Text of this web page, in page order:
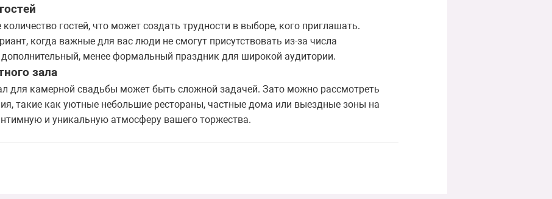
гостей, что может создать трудности в выборе, кого приглашать.
когда важные для вас люди не смогут присутствовать из-за числа
менее формальный праздник для широкой аудитории.
зала
для камерной свадьбы может быть сложной задачей. Зато можно рассмотреть
такие как уютные небольшие рестораны, частные дома или выездные зоны на
и уникальную атмосферу вашего торжества.